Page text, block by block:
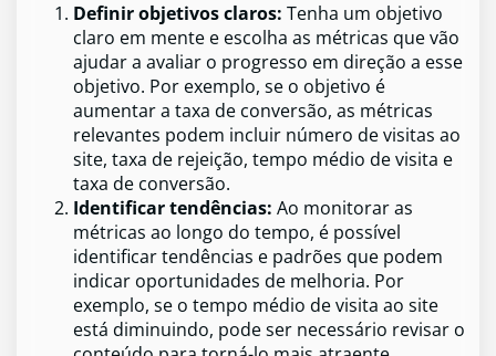
Definir objetivos claros: Tenha um objetivo
claro em mente e escolha as métricas que vão
ajudar a avaliar o progresso em direção a esse
objetivo. Por exemplo, se o objetivo é
aumentar a taxa de conversão, as métricas
relevantes podem incluir número de visitas ao
site, taxa de rejeição, tempo médio de visita e
taxa de conversão.
Identificar tendências: Ao monitorar as
métricas ao longo do tempo, é possível
identificar tendências e padrões que podem
indicar oportunidades de melhoria. Por
exemplo, se o tempo médio de visita ao site
está diminuindo, pode ser necessário revisar o